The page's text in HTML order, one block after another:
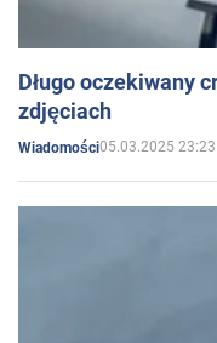
Długo oczekiwany
zdjęciach
Wiadomości05.03.2025 23:23